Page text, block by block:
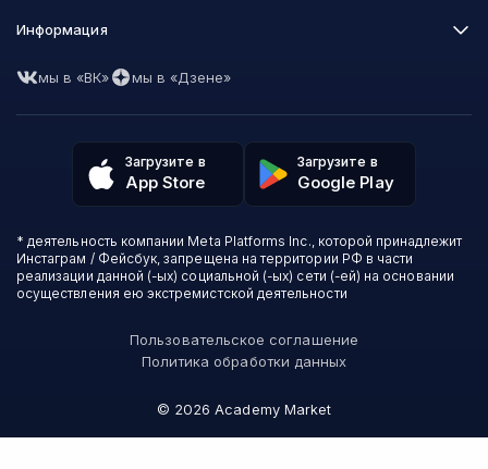
Загрузите в
App Store
Загрузите в
Google Play
* деятельность компании Meta Platforms Inc., которой принадлежит
Инстаграм / Фейсбук, запрещена на территории РФ в части
реализации данной (-ых) социальной (-ых) сети (-ей) на основании
осуществления ею экстремистской деятельности
Пользовательское соглашение
Политика обработки данных
© 2026 Academy Market
XYZ School
Skillfactory
Talentsy
ProductStar
Бруноям
EDPRO
Level One
Академия Эдюсон
Программирование
Маркетинг
Аналитика
Другие профессии
Красота и здоровье
Для детей и подростков
Психология
Информация
Часто задаваемые вопросы
Пользовательское соглашение
Политика обработки данных
Избранные курсы
Акции и скидки
О проекте
Контакты
мы в «ВК» мы в «Дзене»